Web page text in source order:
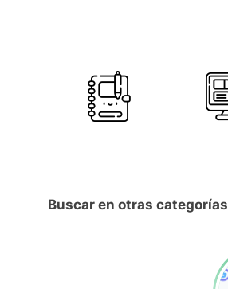
Buscar en otras categorías